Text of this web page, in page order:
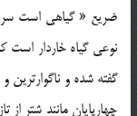
نوعی گیاه خاردار
چهارپایان مانند شتر